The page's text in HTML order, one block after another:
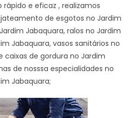
e eficaz , realizamos
de esgotos no Jardim
Jabaquara, ralos no Jardim
Jabaquara, vasos sanitários no
caixas de gordura no Jardim
de nosssa especialidades no
Jabaquara;